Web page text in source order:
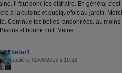
Il faut donc les distraire. En général
à la cuisine et quelquefois au jardin.
Continue tes belles randonnées, au
et bonne nuit. Maine
belier1
publié le 02/08/2015 à 10:32